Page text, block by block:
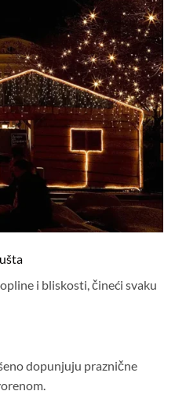
i bliskosti, čineći svaku
dopunjuju praznične